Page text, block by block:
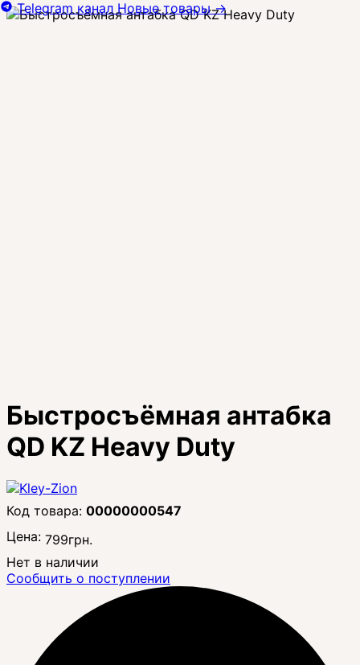
Быстросъёмная антабка
QD KZ Heavy Duty
00000000547
Цена: 799грн.
Нет в наличии
Сообщить о поступлении
Telegram канал Новые товары→